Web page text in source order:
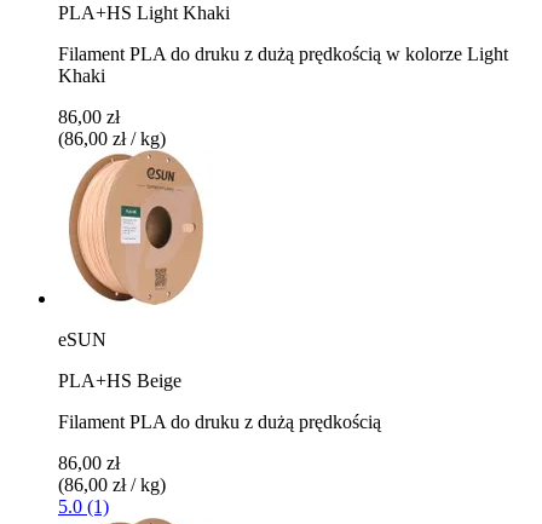
PLA+HS Light Khaki
Filament PLA do druku z dużą prędkością w kolorze Light
Khaki
86,00 zł
(86,00 zł / kg)
eSUN
PLA+HS Beige
Filament PLA do druku z dużą prędkością
86,00 zł
(86,00 zł / kg)
5.0 (1)